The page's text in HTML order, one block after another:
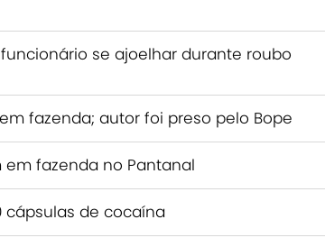
se ajoelhar durante roubo
fazenda; autor foi preso pelo Bope
fazenda no Pantanal
cápsulas de cocaína